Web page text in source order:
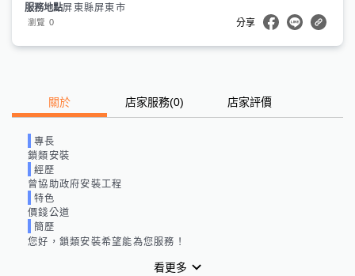
服務地點屏東縣屏東市
瀏覽 0 分享
關於 店家服務(0) 店家評價
專長
鎖類安裝
經歷
曾協助政府安裝工程
特色
價錢公道
簡歷
您好，鎖類安裝希望能為您服務！
看更多